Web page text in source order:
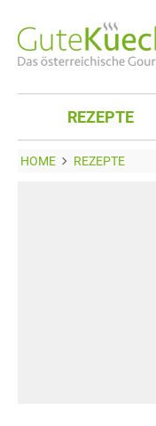
REZEPTE
HOME REZEPTE